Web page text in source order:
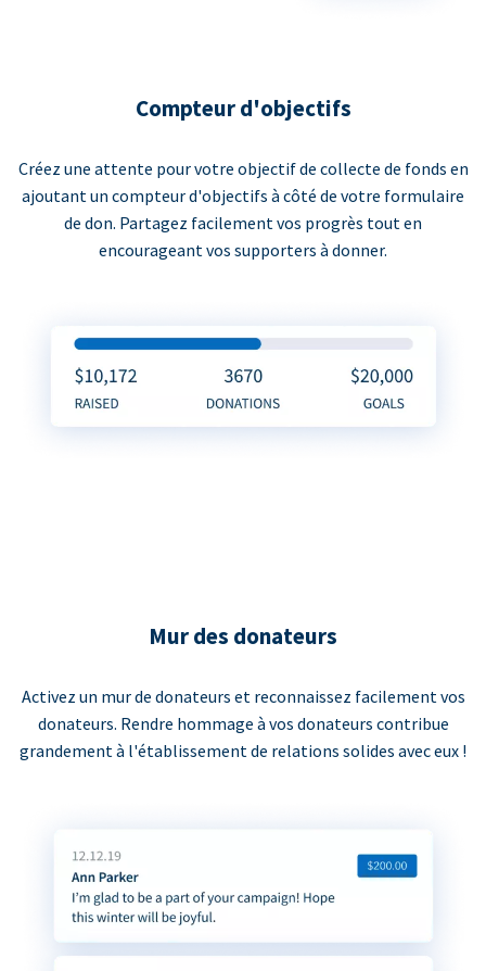
Compteur d'objectifs
Créez une attente pour votre objectif de collecte de fonds en
ajoutant un compteur d'objectifs à côté de votre formulaire
de don. Partagez facilement vos progrès tout en
encourageant vos supporters à donner.
Mur des donateurs
Activez un mur de donateurs et reconnaissez facilement vos
donateurs. Rendre hommage à vos donateurs contribue
grandement à l'établissement de relations solides avec eux !